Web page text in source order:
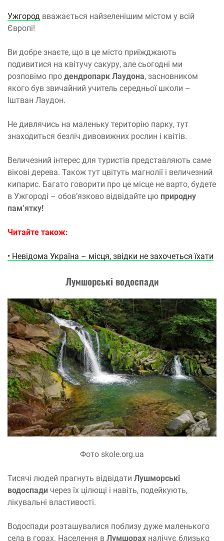
Ужгород вважається найзеленішим містом у всій
Європі!
Ви добре знаєте, що в це місто приїжджають
подивитися на квітучу сакуру, але сьогодні ми
розповімо про дендропарк Лаудона, засновником
якого був звичайний учитель середньої школи –
Іштван Лаудон.
Не дивлячись на маленьку територію парку, тут
знаходиться безліч дивовижних рослин і квітів.
Величезний інтерес для туристів представляють саме
вікові дерева. Також тут цвітуть магнолії і величезний
кипарис. Багато говорити про це місце не варто, будете
в Ужгороді – обов’язково відвідайте цю природну
пам’ятку!
Читайте також:
• Невідома Україна – місця, звідки не захочеться їхати
Лумшорські водоспади
Фото skole.org.ua
Тисячі людей прагнуть відвідати Лушморські
водоспади через їх цілющі і навіть, подейкують,
лікувальні властивості.
Водоспади розташувалися поблизу дуже маленького
села в горах. Населення в Лумшорах налічує близько